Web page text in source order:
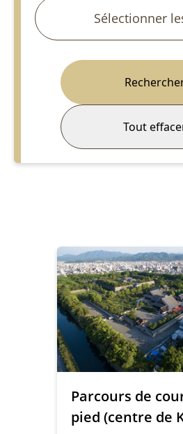
Sélectionner
Tout
Parcours de
pied (centre de